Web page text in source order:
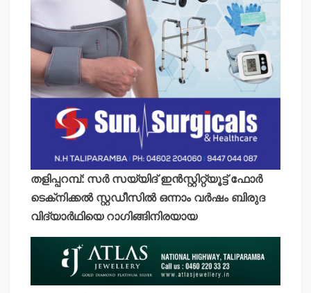
തളിപ്പറമ്പ്: സര്‍ സയ്യിദ് ഇന്‍സ്റ്റിറ്റ്യൂട്ട് ഫോര്‍
ടെക്‌നിക്കല്‍ സ്റ്റഡീസില്‍ ഒന്നാം വര്‍ഷം ബിരുദ
വിദ്യാര്‍ഥിയെ റാഗിങ്ങിനിരയായ